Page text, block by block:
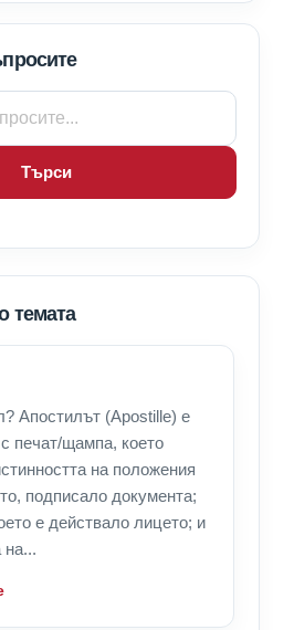
Търси
темата
Апостилът (Apostille) е
печат/щампа, което
на положения
подписало документа;
е действало лицето; и
на...